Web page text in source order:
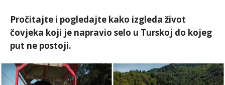
Pročitajte i pogledajte kako izgleda život
čovjeka koji je napravio selo u Turskoj do kojeg
put ne postoji.